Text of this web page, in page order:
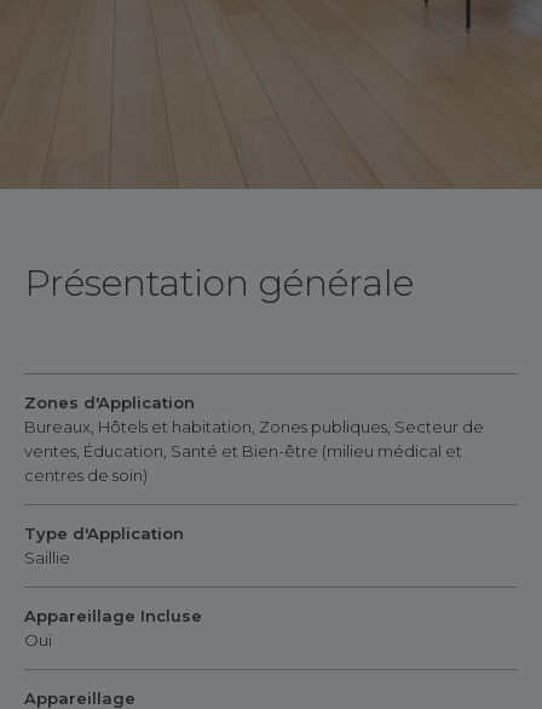
Présentation générale
Zones d'Application
Bureaux, Hôtels et habitation, Zones publiques, Secteur de
ventes, Éducation, Santé et Bien-être (milieu médical et
centres de soin)
Type d'Application
Saillie
Appareillage Incluse
Oui
Appareillage